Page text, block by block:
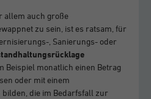
allem auch große
zu sein, ist es ratsam, für
, Sanierungs- oder
Beispiel monatlich einen Betrag
oder mit einem
die im Bedarfsfall zur